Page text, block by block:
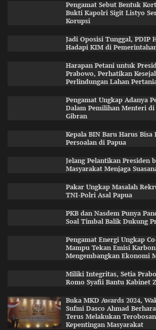
Pengamat Sebut Bentuk
Bukti Kapolri Sigit Listyo
Korupsi
Jadi Oposisi Tunggal, PDIP
Hadapi KIM di
Harapan Petani untuk
Prabowo, Perhatikan
Perlindungan Lahan
Pengamat Ungkap Adanya
Dalam Pemilihan Menteri
Gibran
Kepala BIN Baru Harus Bisa
Persoalan di Papua
Jelang Pelantikan Presiden
Masyarakat Menjaga
Pakar Ungkap Masalah
TNI-Polri Asal Papua
PKB dan Nasdem Punya
Soal Timbal Balik Dukung
Pengamat Energi Ungkap
Mampu Tekan Emisi
Mengembangkan Ekonomi
Miliki Integritas, Setia
Romo Syafii Bantu Kabinet
Buka MKD Awards 2024,
Sufmi Dasco Ahmad
Terus Melakukan
Kepentingan Masyarakat